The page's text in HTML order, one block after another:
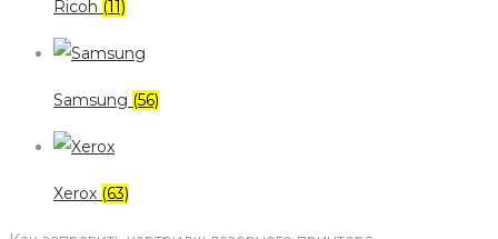
Ricoh (11)
Samsung (56)
Xerox (63)